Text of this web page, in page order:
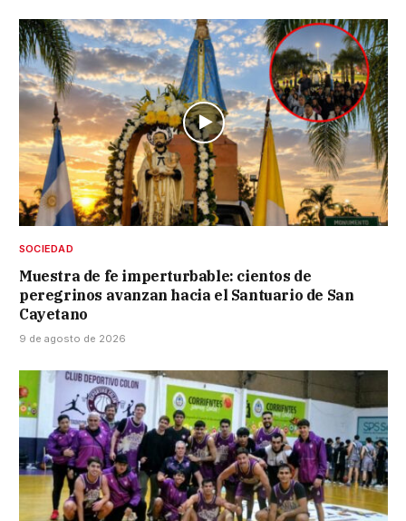
SOCIEDAD
Muestra de fe imperturbable: cientos de
peregrinos avanzan hacia el Santuario de San
Cayetano
9 de agosto de 2026